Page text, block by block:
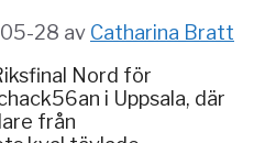
28 av Catharina Bratt
Nord för
i Uppsala, där
från